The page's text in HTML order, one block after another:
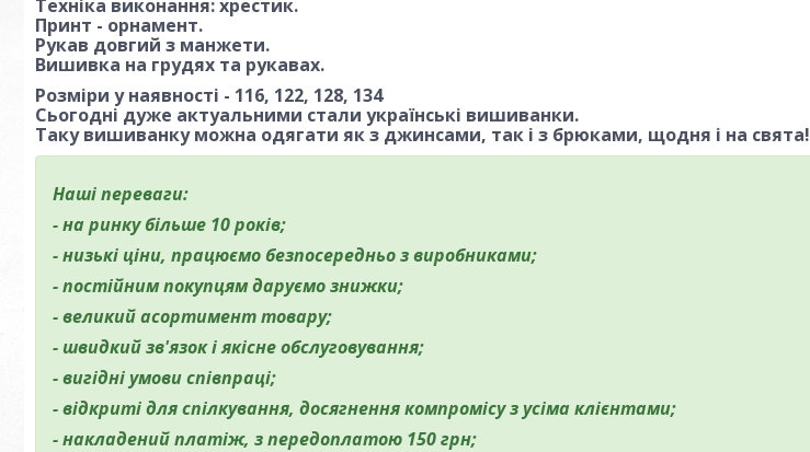
Техніка виконання: хрестик.
Принт - орнамент.
Рукав довгий з манжети.
Вишивка на грудях та рукавах.
Розміри у наявності - 116, 122, 128, 134
Сьогодні дуже актуальними стали українські вишиванки.
Таку вишиванку можна одягати як з джинсами, так і з брюками, щодня і на свята!
Наші переваги:
- на ринку більше 10 років;
- низькі ціни, працюємо безпосередньо з виробниками;
- постійним покупцям даруємо знижки;
- великий асортимент товару;
- швидкий зв'язок і якісне обслуговування;
- вигідні умови співпраці;
- відкриті для спілкування, досягнення компромісу з усіма клієнтами;
- накладений платіж, з передоплатою 150 грн;